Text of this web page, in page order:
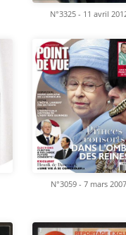
N°3325 - 11 avril
N°3059 - 7 mars 2007